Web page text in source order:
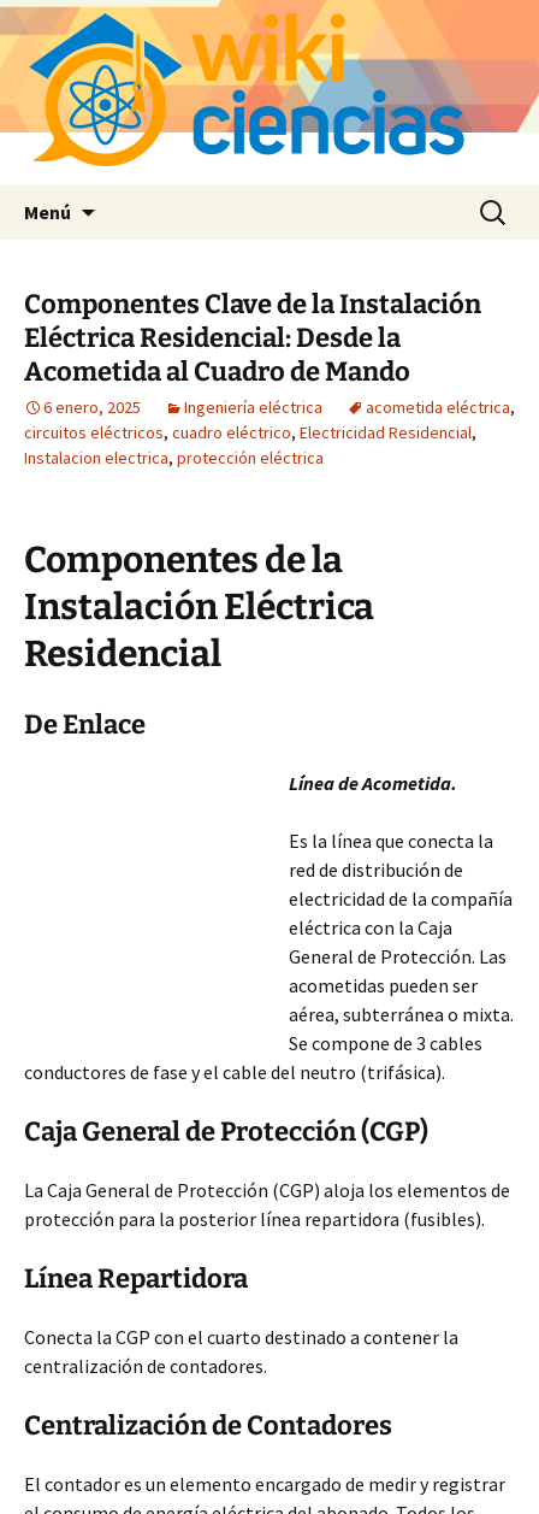
Menú Buscar:
Componentes Clave de la Instalación
Eléctrica Residencial: Desde la
Acometida al Cuadro de Mando
6 enero, 2025 Ingeniería eléctrica acometida eléctrica,
circuitos eléctricos, cuadro eléctrico, Electricidad Residencial,
Instalacion electrica, protección eléctrica
Componentes de la
Instalación Eléctrica
Residencial
De Enlace
Línea de Acometida.
Es la línea que conecta la
red de distribución de
electricidad de la compañía
eléctrica con la Caja
General de Protección. Las
acometidas pueden ser
aérea, subterránea o mixta.
Se compone de 3 cables
conductores de fase y el cable del neutro (trifásica).
Caja General de Protección (CGP)
La Caja General de Protección (CGP) aloja los elementos de
protección para la posterior línea repartidora (fusibles).
LíneaRepartidora
Conecta la CGP con el cuarto destinado a contener la
centralización de contadores.
Centralización de Contadores
El contador es un elemento encargado de medir y registrar